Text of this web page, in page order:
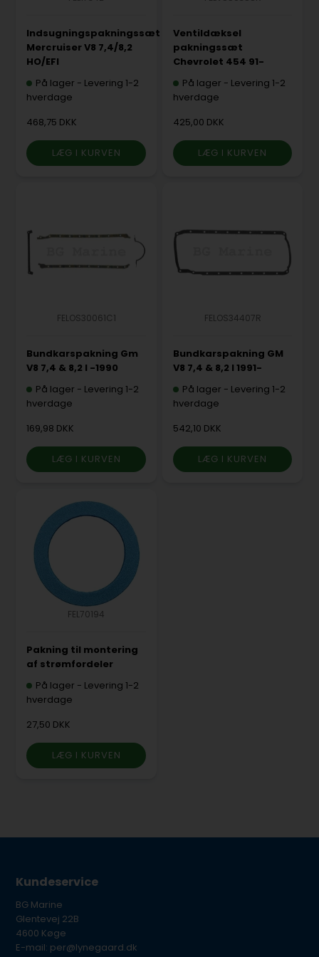
Indsugningspakningssæt
Mercruiser V8 7,4/8,2
HO/EFI
På lager - Levering 1-2
hverdage
468,75 DKK
Ventildæksel
pakningssæt
Chevrolet 454 91-
På lager - Levering 1-2
hverdage
425,00 DKK
FELOS30061C1
Bundkarspakning Gm
V8 7,4 & 8,2 l -1990
På lager - Levering 1-2
hverdage
169,98 DKK
FELOS34407R
Bundkarspakning GM
V8 7,4 & 8,2 l 1991-
På lager - Levering 1-2
hverdage
542,10 DKK
FEL70194
Pakning til montering
af strømfordeler
På lager - Levering 1-2
hverdage
27,50 DKK
Kundeservice
BG Marine
Glentevej 22B
4600 Køge
E-mail: per@lynegaard.dk